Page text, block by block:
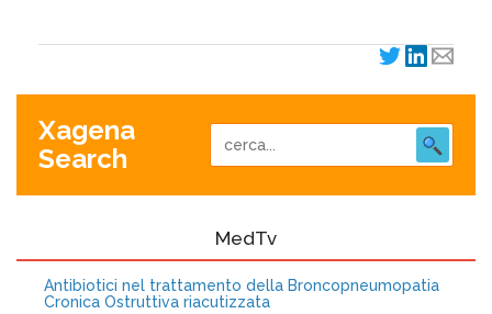
Xagena
Search
MedTv
Antibiotici nel trattamento della Broncopneumopatia
Cronica Ostruttiva riacutizzata